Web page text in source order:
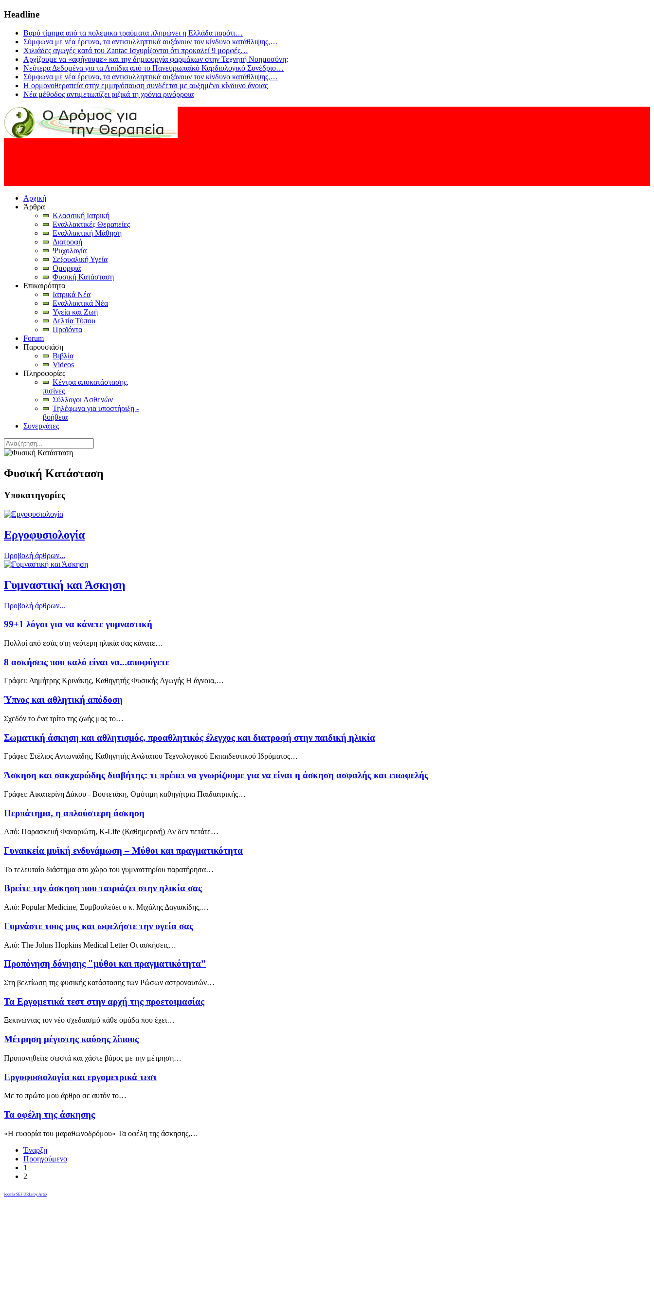
Headline
Βαρύ τίμημα από τα πολεμικα τραύματα πληρώνει η Ελλάδα παρότι…
Σύμφωνα με νέα έρευνα, τα αντισυλληπτικά αυξάνουν τον κίνδυνο κατάθλιψης,…
Χιλιάδες αγωγές κατά του Zantac Ισχυρίζονται ότι προκαλεί 9 μορφές…
Αρχίζουμε να «αφήνουμε» και την δημιουργία φαρμάκων στην Τεχνητή Νοημοσύνη;
Νεότερα Δεδομένα για τα Λιπίδια από το Πανευρωπαϊκό Καρδιολογικό Συνέδριο…
Σύμφωνα με νέα έρευνα, τα αντισυλληπτικά αυξάνουν τον κίνδυνο κατάθλιψης,…
Η ορμονοθεραπεία στην εμμηνόπαυση συνδέεται με αυξημένο κίνδυνο άνοιας
Νέα μέθοδος αντιμετωπίζει ριζικά τη χρόνια ρινόρροια
Αρχική
Άρθρα
Κλασσική Ιατρική
Εναλλακτικές Θεραπείες
Εναλλακτική Μάθηση
Διατροφή
Ψυχολογία
Σεξουαλική Υγεία
Ομορφιά
Φυσική Κατάσταση
Επικαιρότητα
Ιατρικά Νέα
Εναλλακτικά Νέα
Υγεία και Ζωή
Δελτία Τύπου
Προϊόντα
Forum
Παρουσιάση
Βιβλία
Videos
Πληροφορίες
Κέντρα αποκατάστασης,
πισίνες
Σύλλογοι Ασθενών
Τηλέφωνα για υποστήριξη -
βοήθεια
Συνεργάτες
Φυσική Κατάσταση
Υποκατηγορίες
Εργοφυσιολογία
Προβολή άρθρων...
Γυμναστική και Άσκηση
Προβολή άρθρων...
99+1 λόγοι για να κάνετε γυμναστική
Πολλοί από εσάς στη νεότερη ηλικία σας κάνατε…
8 ασκήσεις που καλό είναι να...αποφύγετε
Γράφει: Δημήτρης Κρινάκης, Καθηγητής Φυσικής Αγωγής Η άγνοια,…
Ύπνος και αθλητική απόδοση
Σχεδόν το ένα τρίτο της ζωής μας το…
Σωματική άσκηση και αθλητισμός, προαθλητικός έλεγχος και διατροφή στην παιδική ηλικία
Γράφει: Στέλιος Αντωνιάδης, Καθηγητής Ανώτατου Τεχνολογικού Εκπαιδευτικού Ιδρύματος…
Άσκηση και σακχαρώδης διαβήτης: τι πρέπει να γνωρίζουμε για να είναι η άσκηση ασφαλής και επωφελής
Γράφει: Αικατερίνη Δάκου - Βουτετάκη, Ομότιμη καθηγήτρια Παιδιατρικής…
Περπάτημα, η απλούστερη άσκηση
Από: Παρασκευή Φαναριώτη, K-Life (Καθημερινή) Αν δεν πετάτε…
Γυναικεία μυϊκή ενδυνάμωση – Μύθοι και πραγματικότητα
Το τελευταίο διάστημα στο χώρο του γυμναστηρίου παρατήρησα…
Βρείτε την άσκηση που ταιριάζει στην ηλικία σας
Από: Popular Medicine, Συμβουλεύει ο κ. Μιχάλης Δαγιακίδης,…
Γυμνάστε τους μυς και ωφελήστε την υγεία σας
Από: The Johns Hopkins Medical Letter Οι ασκήσεις…
Προπόνηση δόνησης "μύθοι και πραγματικότητα”
Στη βελτίωση της φυσικής κατάστασης των Ρώσων αστροναυτών…
Τα Εργομετικά τεστ στην αρχή της προετοιμασίας
Ξεκινώντας τον νέο σχεδιασμό κάθε ομάδα που έχει…
Mέτρηση μέγιστης καύσης λίπους
Προπονηθείτε σωστά και χάστε βάρος με την μέτρηση…
Εργοφυσιολογία και εργομετρικά τεστ
Με το πρώτο μου άρθρο σε αυτόν το…
Τα οφέλη της άσκησης
«Η ευφορία του μαραθωνοδρόμου» Τα οφέλη της άσκησης,…
Έναρξη
Προηγούμενο
1
2
Joomla SEF URLs by Artio